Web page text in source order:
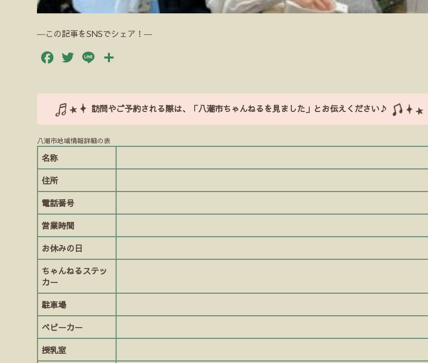
―この記事をSNSでシェア！―
Facebook
Twitter
Line
訪問やご予約される際は、「八潮市ちゃんねるを見ました」とお伝えください♪
八潮市地域情報詳細の表
名称
住所
電話番号
営業時間
お休みの日
ちゃんねるステッ
カー
駐車場
ベビーカー
授乳室